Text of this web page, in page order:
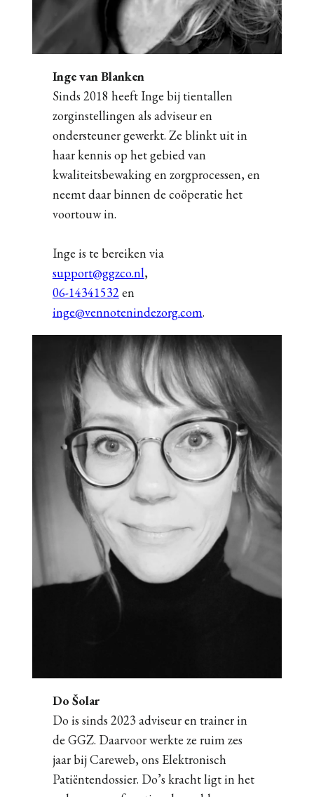
Inge van Blanken
Sinds 2018 heeft Inge bij tientallen
zorginstellingen als adviseur en
ondersteuner gewerkt. Ze blinkt uit in
haar kennis op het gebied van
kwaliteitsbewaking en zorgprocessen, en
neemt daar binnen de coöperatie het
voortouw in.
Inge is te bereiken via
support@ggzco.nl,
06-14341532en
inge@vennotenindezorg.com.
Do Šolar
Do is sinds 2023 adviseur en trainer in
de GGZ. Daarvoor werkte ze ruim zes
jaar bij Careweb, ons Elektronisch
Patiëntendossier. Do’s kracht ligt in het